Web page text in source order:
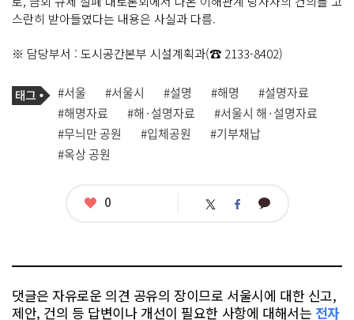
스란히 받아들였다는 내용은 사실과 다름.
※ 담당부서 : 도시공간본부 시설계획과(☎ 2133-8402)
기
사
관
련
태
그
태
그
#서울 #서울시 #설명 #해명
#설명자료
#해명자료
#해·설명자료
#서울시 해·설명자료
#무늬만 공원
#입체공원
#기부채납
#옥상 공원
좋
0 트 페 카
댓글은 자유로운 의견 공유의 장이므로 서울시에 대한 신고,
제안, 건의 등 답변이나 개선이 필요한 사항에 대해서는 전자